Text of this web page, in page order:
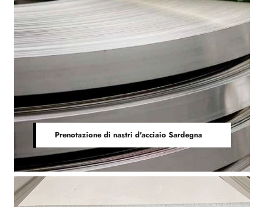
Prenotazione di nastri d'acciaio Sardegna